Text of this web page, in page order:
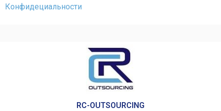
Конфидециальности
RC-OUTSOURCING